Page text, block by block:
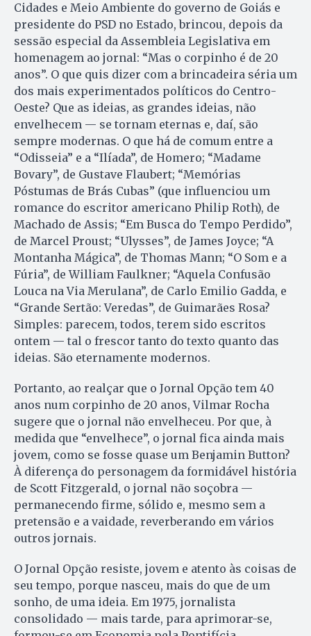
Cidades e Meio Ambiente do governo de Goiás e
presidente do PSD no Estado, brincou, depois da
sessão especial da Assembleia Legislativa em
homenagem ao jornal: “Mas o corpinho é de 20
anos”. O que quis dizer com a brincadeira séria um
dos mais experimentados políticos do Centro-
Oeste? Que as ideias, as grandes ideias, não
envelhecem — se tornam eternas e, daí, são
sempre modernas. O que há de comum entre a
“Odisseia” e a “Ilíada”, de Homero; “Madame
Bovary”, de Gustave Flaubert; “Memórias
Póstumas de Brás Cubas” (que influenciou um
romance do escritor americano Philip Roth), de
Machado de Assis; “Em Busca do Tempo Perdido”,
de Marcel Proust; “Ulysses”, de James Joyce; “A
Montanha Mágica”, de Thomas Mann; “O Som e a
Fúria”, de William Faulkner; “Aquela Confusão
Louca na Via Merulana”, de Carlo Emilio Gadda, e
“Grande Sertão: Veredas”, de Guimarães Rosa?
Simples: parecem, todos, terem sido escritos
ontem — tal o frescor tanto do texto quanto das
ideias. São eternamente modernos.
Portanto, ao realçar que o Jornal Opção tem 40
anos num corpinho de 20 anos, Vilmar Rocha
sugere que o jornal não envelheceu. Por que, à
medida que “envelhece”, o jornal fica ainda mais
jovem, como se fosse quase um Benjamin Button?
À diferença do personagem da formidável história
de Scott Fitzgerald, o jornal não soçobra —
permanecendo firme, sólido e, mesmo sem a
pretensão e a vaidade, reverberando em vários
outros jornais.
O Jornal Opção resiste, jovem e atento às coisas de
seu tempo, porque nasceu, mais do que de um
sonho, de uma ideia. Em 1975, jornalista
consolidado — mais tarde, para aprimorar-se,